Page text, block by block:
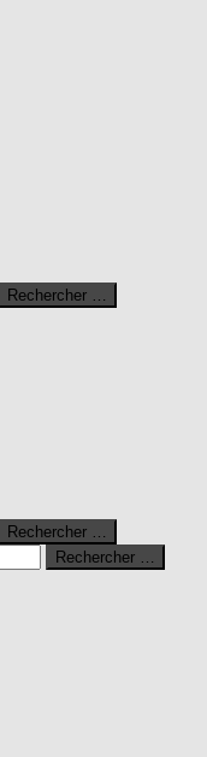
Rechercher …
Rechercher …
Rechercher …